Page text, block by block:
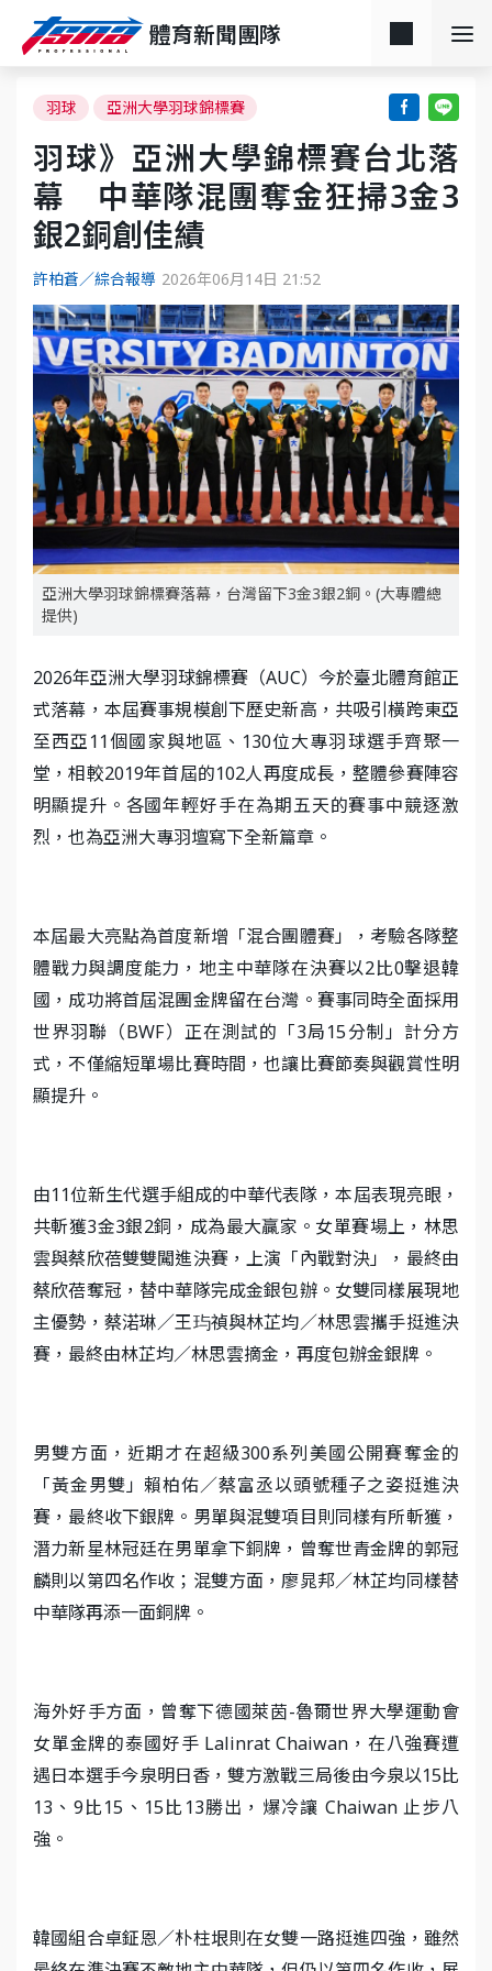
體育新聞團隊
羽球 亞洲大學羽球錦標賽
羽球》亞洲大學錦標賽台北落
幕 中華隊混團奪金狂掃3金3
銀2銅創佳績
許柏蒼／綜合報導 2026年06月14日 21:52
亞洲大學羽球錦標賽落幕，台灣留下3金3銀2銅。(大專體總
提供)
2026年亞洲大學羽球錦標賽（AUC）今於臺北體育館正
式落幕，本屆賽事規模創下歷史新高，共吸引橫跨東亞
至西亞11個國家與地區、130位大專羽球選手齊聚一
堂，相較2019年首屆的102人再度成長，整體參賽陣容
明顯提升。各國年輕好手在為期五天的賽事中競逐激
烈，也為亞洲大專羽壇寫下全新篇章。
本屆最大亮點為首度新增「混合團體賽」，考驗各隊整
體戰力與調度能力，地主中華隊在決賽以2比0擊退韓
國，成功將首屆混團金牌留在台灣。賽事同時全面採用
世界羽聯（BWF）正在測試的「3局15分制」計分方
式，不僅縮短單場比賽時間，也讓比賽節奏與觀賞性明
顯提升。
由11位新生代選手組成的中華代表隊，本屆表現亮眼，
共斬獲3金3銀2銅，成為最大贏家。女單賽場上，林思
雲與蔡欣蓓雙雙闖進決賽，上演「內戰對決」，最終由
蔡欣蓓奪冠，替中華隊完成金銀包辦。女雙同樣展現地
主優勢，蔡渃琳／王玙禎與林芷均／林思雲攜手挺進決
賽，最終由林芷均／林思雲摘金，再度包辦金銀牌。
男雙方面，近期才在超級300系列美國公開賽奪金的
「黃金男雙」賴柏佑／蔡富丞以頭號種子之姿挺進決
賽，最終收下銀牌。男單與混雙項目則同樣有所斬獲，
潛力新星林冠廷在男單拿下銅牌，曾奪世青金牌的郭冠
麟則以第四名作收；混雙方面，廖晁邦／林芷均同樣替
中華隊再添一面銅牌。
海外好手方面，曾奪下德國萊茵-魯爾世界大學運動會
女單金牌的泰國好手 Lalinrat Chaiwan，在八強賽遭
遇日本選手今泉明日香，雙方激戰三局後由今泉以15比
13、9比15、15比13勝出，爆冷讓 Chaiwan 止步八
強。
韓國組合卓鉦恩／朴柱垠則在女雙一路挺進四強，雖然